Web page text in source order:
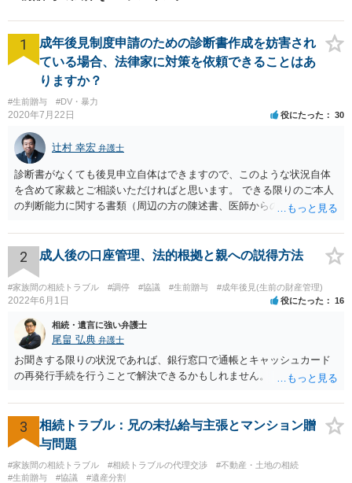
1
成年後見制度申請のための診断書作成を妨害され
ている場合、法律家に対策を依頼できることはあ
りますか？
#生前贈与 #DV・暴力
2020年7月22日 役にたった 30
辻村 幸宏 弁護士
診断書がなくても後見申立自体はできますので、このような状況自体
を含めて家裁とご相談いただければと思います。 できる限りのご本人
の判断能力に関する書類（周辺の方の陳述書、医師からの聴取書等）
をしていただければそこから先は進むのではないかと存じます。 ま
た、Aさんの意向を酌みすぎるあまりに後見申立ができない状況にして
いる施設の問題もありますので、当該地域の地域包括支援センターに
ご相談されるのもひとつの方法です。
2 成人後の口座管理、法的根拠と親への説得方法
#家族間の相続トラブル #調停 #協議 #生前贈与 #成年後見(生前の財産管理)
2022年6月1日 役にたった 16
相続・遺言に強い弁護士
尾畠 弘典 弁護士
お聞きする限りの状況であれば、銀行窓口で通帳とキャッシュカード
の再発行手続を行うことで解決できるかもしれません。
3
相続トラブル：兄の未払給与主張とマンション贈
与問題
#家族間の相続トラブル #相続トラブルの代理交渉
#不動産・土地の相続
#生前贈与
#協議 #遺産分割